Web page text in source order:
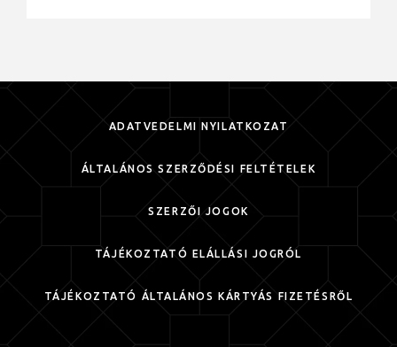
ADATVÉDELMI NYILATKOZAT
ÁLTALÁNOS SZERZŐDÉSI FELTÉTELEK
SZERZŐI JOGOK
TÁJÉKOZTATÓ ELÁLLÁSI JOGRÓL
TÁJÉKOZTATÓ ÁLTALÁNOS KÁRTYÁS FIZETÉSRŐL